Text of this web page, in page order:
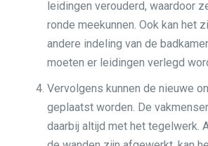
leidingen verouderd, waardoor
ronde meekunnen. Ook kan het
andere indeling van de
moeten er leidingen verlegd
Vervolgens kunnen de nieuwe
geplaatst worden. De
daarbij altijd met het tegelwerk.